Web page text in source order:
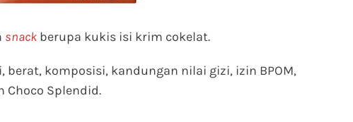
snack berupa kukis isi krim cokelat.
komposisi, kandungan nilai gizi, izin BPOM,
Choco Splendid.